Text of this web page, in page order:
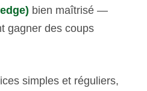
bien maîtrisé —
gagner des coups
simples et réguliers,